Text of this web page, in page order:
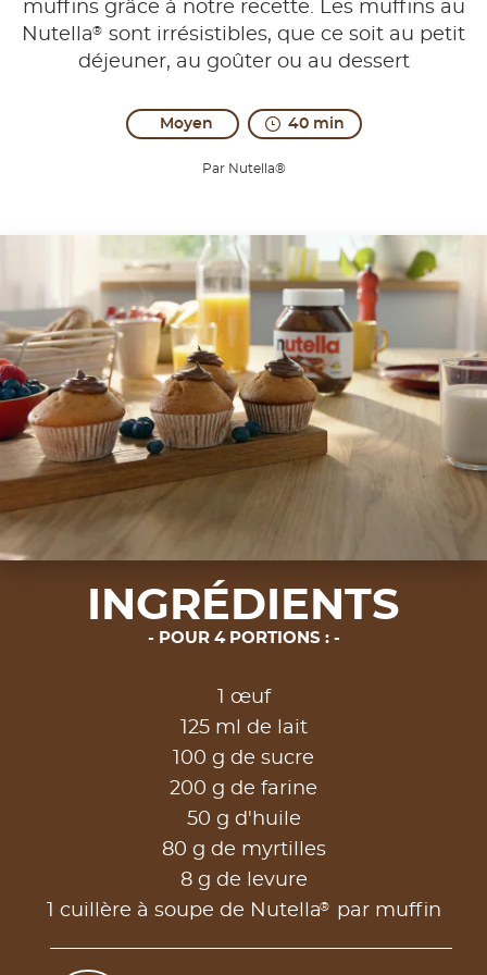
muffins grâce à notre recette. Les muffins au
Nutella® sont irrésistibles, que ce soit au petit
déjeuner, au goûter ou au dessert
Moyen 40 min
Par Nutella®
INGRÉDIENTS
POUR 4 PORTIONS :
1 œuf
125 ml de lait
100 g de sucre
200 g de farine
50 g d'huile
80 g de myrtilles
8 g de levure
1 cuillère à soupe de Nutella® par muffin